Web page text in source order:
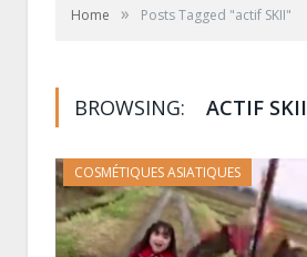
Home » Posts Tagged "actif SKII"
BROWSING: ACTIF SKII
COSMÉTIQUES ASIATIQUES